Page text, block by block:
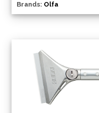
Brands: Olfa